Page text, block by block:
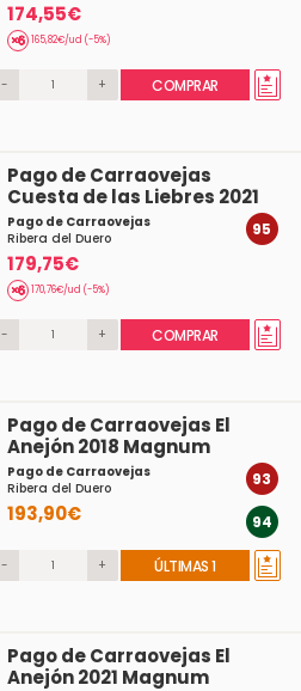
174,55€
165,82€/ud (-5%)
- + COMPRAR
Pago de Carraovejas
Cuesta de las Liebres 2021
Pago de Carraovejas
Ribera del Duero
179,75€
170,76€/ud (-5%)
95
- + COMPRAR
Pago de Carraovejas El
Anejón 2018 Magnum
Pago de Carraovejas
Ribera del Duero
193,90€
93
94
- + ÚLTIMAS 1
Pago de Carraovejas El
Anejón 2021 Magnum